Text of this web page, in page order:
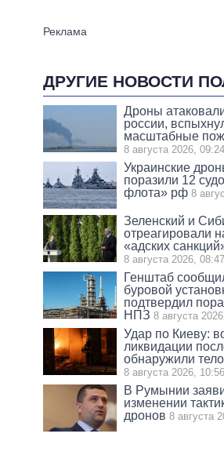
ДРУГИЕ НОВОСТИ
Дроны
россии,
масштабные
8 августа 2026, 09:24
Украинские
поразили 12
флота» рф 8
Зеленский и
отреагировали
«адских
8 августа 2026, 08:47
Генштаб
буровой
подтвердил
НПЗ 8 августа
Удар по Киеву:
ликвидации
обнаружили
8 августа 2026, 10:56
В Румынии
изменении
дронов 8 августа